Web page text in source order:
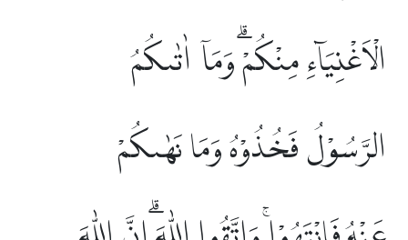
الْاَغْنِيَاۤءِ مِنْكُمْۗ وَمَآ اٰتٰىكُمُ
الرَّسُوْلُ فَخُذُوْهُ وَمَا نَهٰىكُمْ